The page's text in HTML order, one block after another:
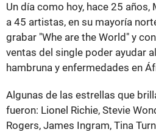
Un día como hoy, hace 25
a 45 artistas, en su mayoría
grabar "Whe are the World" y
ventas del single poder ayudar
hambruna y enfermedades en
Algunas de las estrellas que
fueron: Lionel Richie, Stevie
Rogers, James Ingram, Tina